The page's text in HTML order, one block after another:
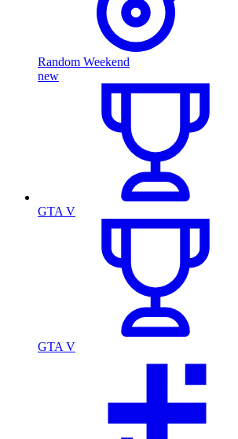
Random Weekend
new
GTA V
GTA V